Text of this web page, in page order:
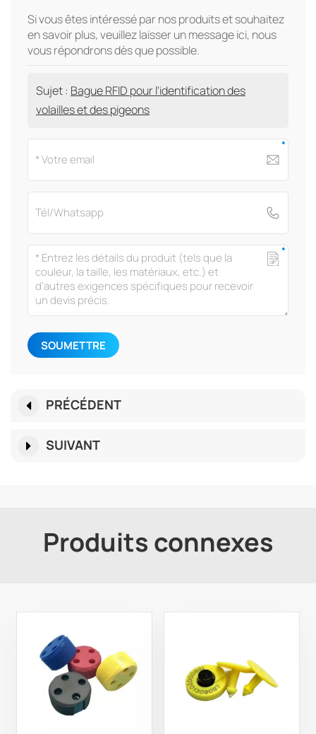
Si vous êtes intéressé par nos produits et souhaitez
en savoir plus, veuillez laisser un message ici, nous
vous répondrons dès que possible.
Sujet : Bague RFID pour l'identification des
volailles et des pigeons
SOUMETTRE
PRÉCÉDENT
SUIVANT
Produits connexes